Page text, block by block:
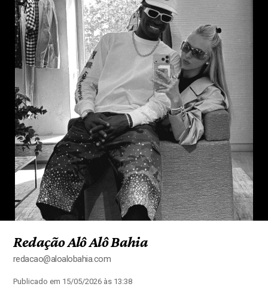
Redação Alô Alô Bahia
redacao@aloalobahia.com
Publicado em 15/05/2026 às 13:38